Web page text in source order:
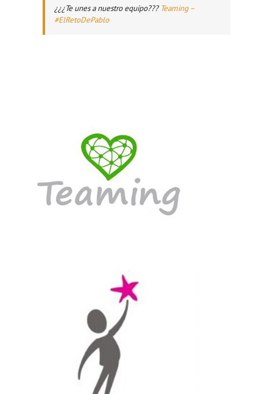
¿¿¿Te unes a nuestro equipo??? Teaming –
#ElRetoDePablo